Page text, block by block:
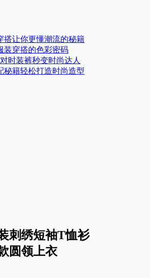
搭让你更懂潮流的秘籍
装穿搭的色彩密码
时装裤秒变时尚达人
秘籍轻松打造时尚造型
刺绣短袖T恤衫
圆领上衣